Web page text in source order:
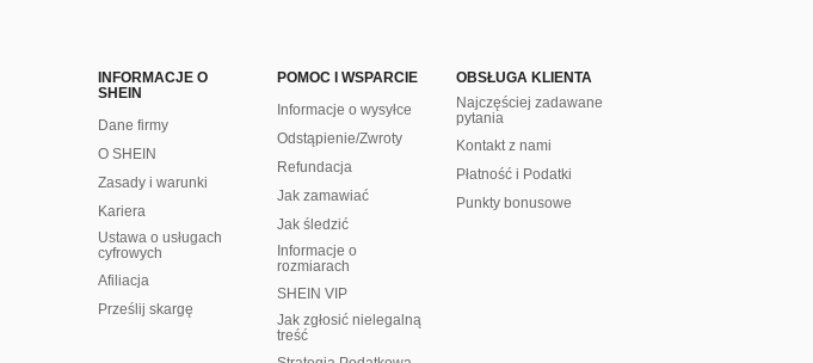
INFORMACJE O
SHEIN
Dane firmy
O SHEIN
Zasady i warunki
Kariera
Ustawa o usługach
cyfrowych
Afiliacja
Prześlij skargę
POMOC I WSPARCIE
Informacje o wysyłce
Odstąpienie/Zwroty
Refundacja
Jak zamawiać
Jak śledzić
Informacje o
rozmiarach
SHEIN VIP
Jak zgłosić nielegalną
treść
OBSŁUGA KLIENTA
Najczęściej zadawane
pytania
Kontakt z nami
Płatność i Podatki
Punkty bonusowe